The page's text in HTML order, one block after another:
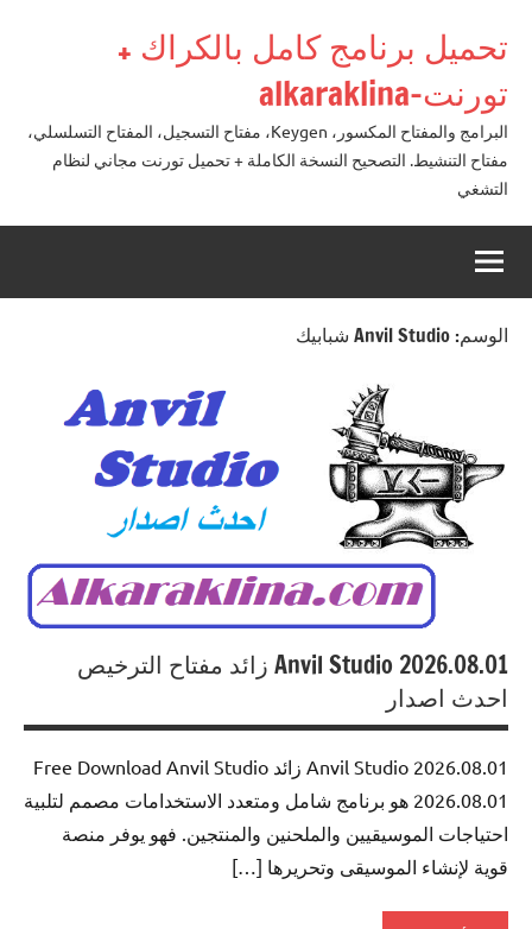
تحميل برنامج كامل بالكراك +
تورنت-alkaraklina
البرامج والمفتاح المكسور، Keygen، مفتاح التسجيل، المفتاح التسلسلي،
مفتاح التنشيط. التصحيح النسخة الكاملة + تحميل تورنت مجاني لنظام
التشغي
الوسم: Anvil Studio شبابيك
Anvil Studio 2026.08.01 زائد مفتاح الترخيص
احدث اصدار
Anvil Studio 2026.08.01 زائد Free Download Anvil Studio
2026.08.01 هو برنامج شامل ومتعدد الاستخدامات مصمم لتلبية
احتياجات الموسيقيين والملحنين والمنتجين. فهو يوفر منصة
قوية لإنشاء الموسيقى وتحريرها […]